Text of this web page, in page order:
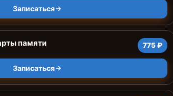
Записаться
памяти 775 ₽
Записаться